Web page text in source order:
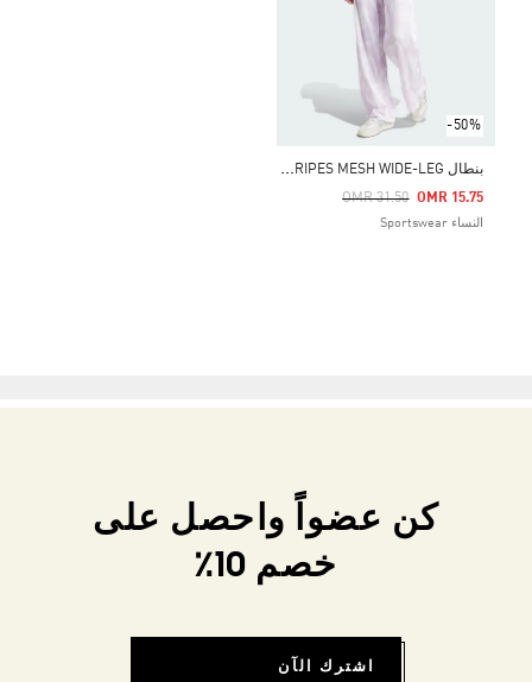
-50%
ب
نطال TIRO CUT 3-STRIPES MESH WIDE-LEG
Price Reduced From
OMR 31.50
To OMR 15.75
النساء Sportswear
كن عضواً واحصل على
خصم 10٪
اشترك الآن